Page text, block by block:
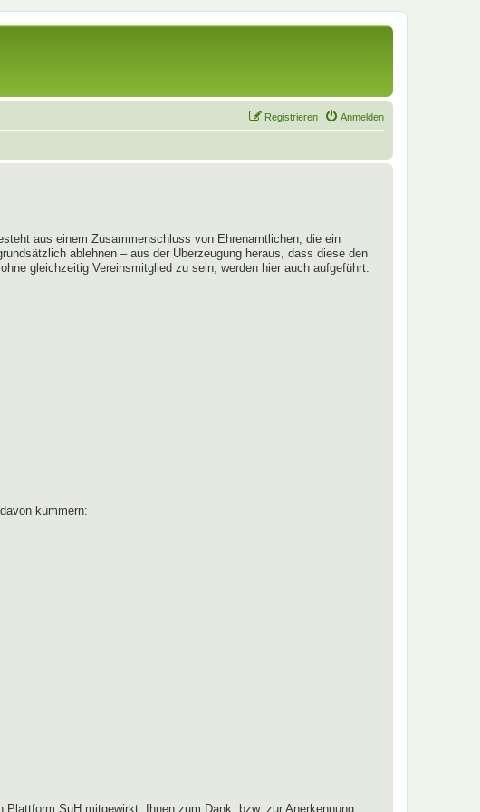
Anmelden
Registrieren
aus einem Zusammenschluss von Ehrenamtlichen, die ein
ablehnen – aus der Überzeugung heraus, dass diese den
gleichzeitig Vereinsmitglied zu sein, werden hier auch aufgeführt.
kümmern:
SuH mitgewirkt. Ihnen zum Dank, bzw. zur Anerkennung,